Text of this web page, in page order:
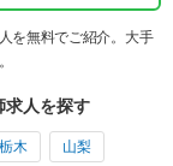
を無料でご紹介。大手
求人を探す
栃木 山梨